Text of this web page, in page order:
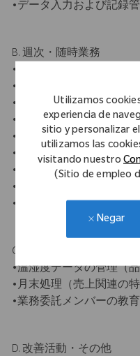
Utilizamos
experiencia de
sitio y personalizar
utilizamos las
visitando nuestro
(Sitio de empleo
Negar
•データ入力および記録
B. 週次・随時業務
•貸出品の売上処理・サ
•長期貸出品の管理および
•不明品・未処理案件の
•医療機器の廃棄・再販
•QRタグ・RFIDタグなど
•器械のメンテナンス対
•新規セット組・既存セ
•在庫チェック（サイクル
•各種資材・消耗品の発注
C. 月次・定期業務
•温湿度データの管理（
•月末処理（売上関連の
•業務委託メンバーの教
D. 改善活動・その他